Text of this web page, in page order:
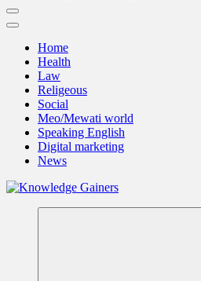
Home
Health
Law
Religeous
Social
Meo/Mewati world
Speaking English
Digital marketing
News
Read & Spread